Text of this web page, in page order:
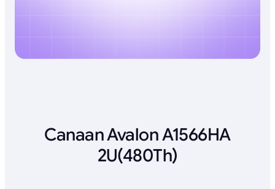
Canaan Avalon A1566HA
2U(480Th)